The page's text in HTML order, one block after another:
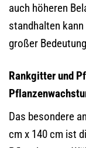
auch höheren
standhalten
großer
Rankgitter und
Das besondere
cm x 140 cm ist